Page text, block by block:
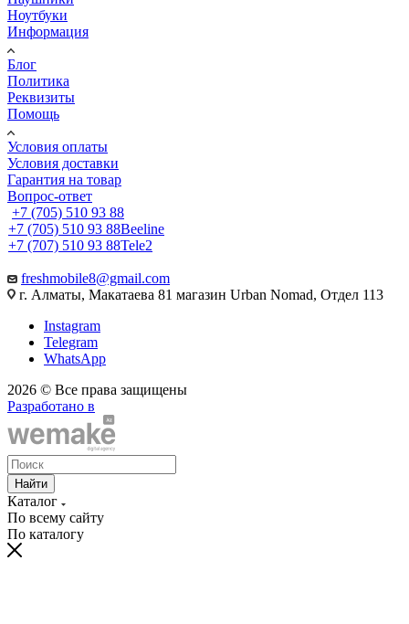
Ноутбуки
Информация
Блог
Политика
Реквизиты
Помощь
Условия оплаты
Условия доставки
Гарантия на товар
Вопрос-ответ
+7 (705) 510 93 88
+7 (705) 510 93 88Beeline
+7 (707) 510 93 88Tele2
freshmobile8@gmail.com
г. Алматы, Макатаева 81 магазин Urban Nomad, Отдел 113
Instagram
Telegram
WhatsApp
2026 © Все права защищены
Разработано в
Найти
Каталог
По всему сайту
По каталогу